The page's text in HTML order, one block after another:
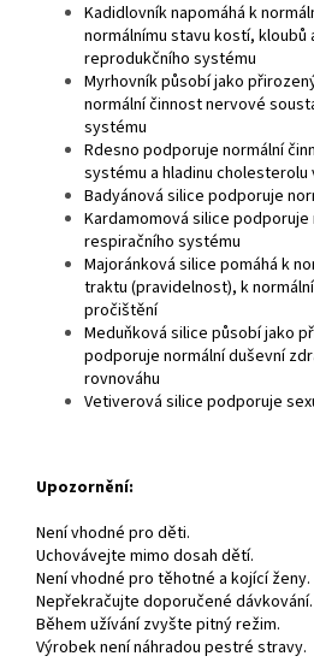
Kadidlovník napomáhá k
normálnímu stavu kostí, kloubů
reprodukčního systému
Myrhovník působí jako
normální činnost nervové
systému
Rdesno podporuje normální
systému a hladinu cholesterolu
Badyánová silice podporuje
Kardamomová silice podporuje
respiračního systému
Majoránková silice pomáhá k
traktu (pravidelnost), k
pročištění
Meduňková silice působí jako
podporuje normální duševní
rovnováhu
Vetiverová silice podporuje
Upozornění:
Není vhodné pro děti.
Uchovávejte mimo dosah dětí.
Není vhodné pro těhotné a kojící ženy.
Nepřekračujte doporučené dávkování.
Během užívání zvyšte pitný režim.
Výrobek není náhradou pestré stravy.